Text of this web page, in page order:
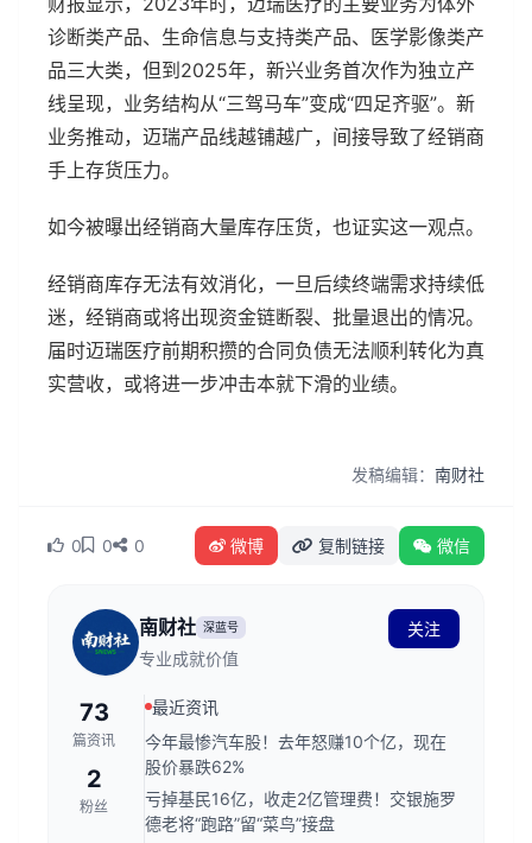
诊断类产品、生命信息与支持类产品、医学影像类产
品三大类，但到2025年，新兴业务首次作为独立产
线呈现，业务结构从“三驾马车”变成“四足齐驱”。新
业务推动，迈瑞产品线越铺越广，间接导致了经销商
手上存货压力。
如今被曝出经销商大量库存压货，也证实这一观点。
经销商库存无法有效消化，一旦后续终端需求持续低
迷，经销商或将出现资金链断裂、批量退出的情况。
届时迈瑞医疗前期积攒的合同负债无法顺利转化为真
实营收，或将进一步冲击本就下滑的业绩。
发稿编辑： 南财社
0 0 0 微博 复制链接 微信
南财社 深蓝号
专业成就价值
关注
73
篇资讯
2
粉丝
最近资讯
今年最惨汽车股！去年怒赚10个亿，现在
股价暴跌62%
亏掉基民16亿，收走2亿管理费！交银施罗
德老将“跑路”留“菜鸟”接盘